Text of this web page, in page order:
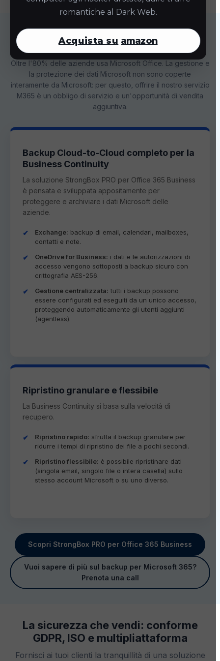
romantiche al Dark Web.
Acquista su amazon
Protezione completa e agentless per
Microsoft 365 (M365) e SaaS
Oltre l'80% delle aziende usa Microsoft Office. La gestione e
la protezione dei dati Microsoft non sono coperte
interamente da Microsoft: per questo, offrire il nostro servizio
M365 è un obbligo di servizio e un'opportunità di vendita
aggiuntiva.
Backup Cloud-to-Cloud completo per la
Business Continuity
La soluzione StrongBox PRO per Office 365 Business
è pensata e sviluppata appositamente per
proteggere e archiviare i dati Microsoft delle
aziende.
Exchange: backup di email, calendari, mailboxes,
contatti e note.
OneDrive for Business: i dati e le autorizzazioni di
accesso vengono sottoposti a backup sicuro con
crittografia AES-256.
Gestione centralizzata: tutti i backup possono
essere configurati ed eseguiti da un unico accesso,
proteggendo automaticamente gli utenti aggiunti
(agentless).
Ripristino granulare e flessibile
La Business Continuity si basa sulla velocità di
recupero.
Ripristino rapido: sfrutta il backup granulare per
ridurre i tempi di ripristino dei file a pochi secondi.
Ripristino flessibile: è possibile ripristinare dati
(singola email, singolo file o intera casella) sullo
stesso account Microsoft o su uno diverso.
Scopri StrongBox PRO per Office 365 Business
Vuoi sapere di più sul backup per Microsoft 365?
Prenota una call
La sicurezza che vendi: conforme
GDPR, ISO e multipliattaforma
Fornisci ai tuoi clienti la tranquillità di una soluzione